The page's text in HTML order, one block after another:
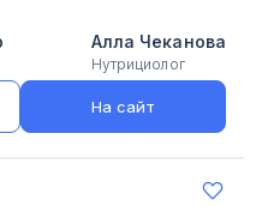
Алла Чеканова
Нутрициолог
На сайт